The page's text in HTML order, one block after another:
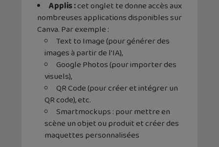
Applis :cet onglet te donne accès aux
nombreuses applications disponibles sur
Canva. Par exemple :
Text to Image (pour générer des
images à partir de l’IA),
Google Photos (pour importer des
visuels),
QR Code (pour créer et intégrer un
QR code), etc.
Smartmockups : pour mettre en
scène un objet ou produit et créer des
maquettes personnalisées